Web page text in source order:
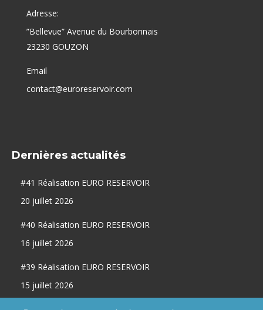
Adresse:
”Bellevue” Avenue du Bourbonnais
23230 GOUZON
Email
contact@euroreservoir.com
Dernières actualités
#41 Réalisation EURO RESERVOIR
20 juillet 2026
#40 Réalisation EURO RESERVOIR
16 juillet 2026
#39 Réalisation EURO RESERVOIR
15 juillet 2026